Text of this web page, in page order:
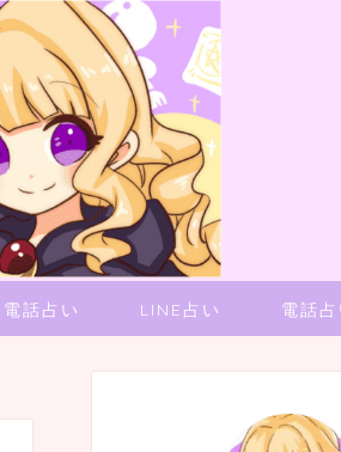
話占い LINE占い 電話